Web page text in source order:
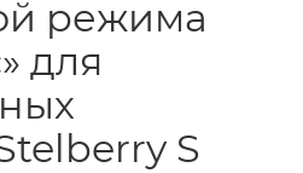
режима
для
S